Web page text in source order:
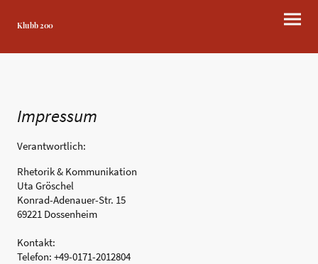
Klubb 200
Impressum
Verantwortlich:
Rhetorik & Kommunikation
Uta Gröschel
Konrad-Adenauer-Str. 15
69221 Dossenheim
Kontakt:
Telefon: +49-0171-2012804